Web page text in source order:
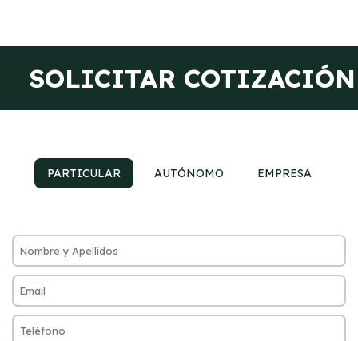
SOLICITAR COTIZACIÓN
PARTICULAR AUTÓNOMO EMPRESA